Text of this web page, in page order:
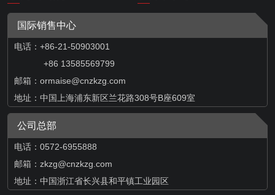
国际销售中心
电话：+86-21-50903001
+86 13585569799
邮箱： ormaise@cnzkzg.com
地址：中国上海浦东新区兰花路308号B座609室
公司总部
电话：0572-6955888
邮箱：zkzg@cnzkzg.com
地址：中国浙江省长兴县和平镇工业园区